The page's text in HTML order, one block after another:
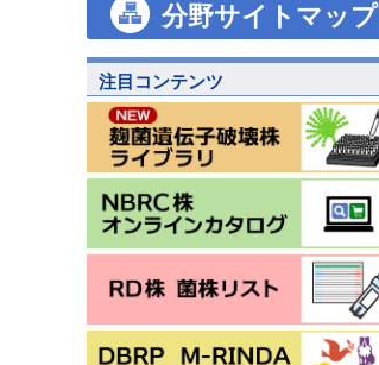
分野サイトマップ
注目コンテンツ